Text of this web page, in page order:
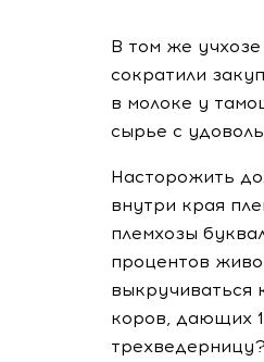
В том же
сократили
в молоке у
сырье с
Насторожить
внутри края
племхозы
процентов
выкручиваться
коров, дающих